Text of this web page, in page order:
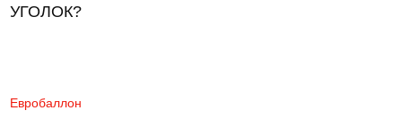
УГОЛОК?
Евробаллон